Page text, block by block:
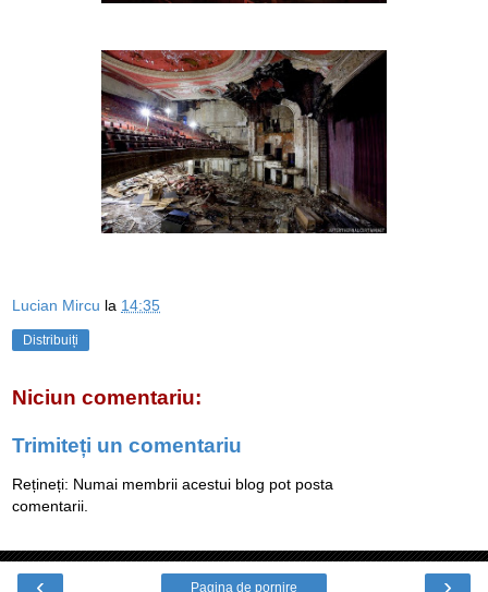
Lucian Mircu la 14:35
Distribuiți
Niciun comentariu:
Trimiteți un comentariu
Rețineți: Numai membrii acestui blog pot posta
comentarii.
‹ ›
Pagina de pornire